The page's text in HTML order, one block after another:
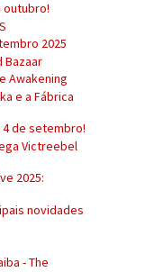
outubro!
2025
Bazaar
Awakening
e a Fábrica
4 de setembro!
Victreebel
2025:
novidades
- The